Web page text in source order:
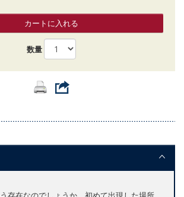
カートに入れる
数量